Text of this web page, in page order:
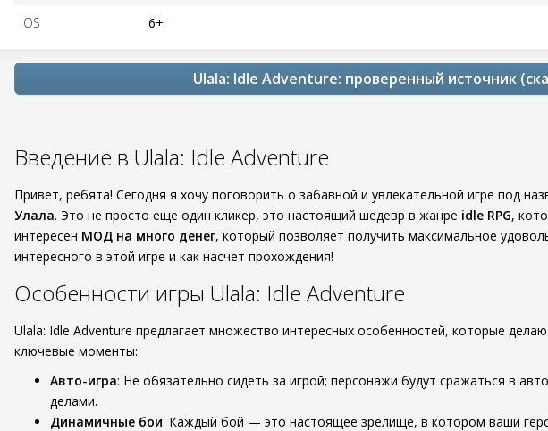
OS 6+
Ulala: Idle Adventure: проверенный источник
Введение в Ulala: Idle Adventure
Привет, ребята! Сегодня я хочу поговорить о забавной и увлекательной игре под
Улала. Это не просто еще один кликер, это настоящий шедевр в жанре idle RPG,
интересен МОД на много денег, который позволяет получить максимальное
интересного в этой игре и как насчет прохождения!
Особенности игры Ulala: Idle Adventure
Ulala: Idle Adventure предлагает множество интересных особенностей, которые
ключевые моменты:
Авто-игра: Не обязательно сидеть за игрой; персонажи будут сражаться в
делами.
Динамичные бои: Каждый бой — это настоящее зрелище, в котором ваши